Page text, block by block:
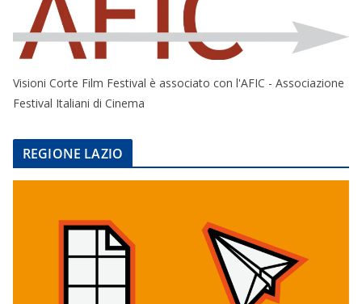
Visioni Corte Film Festival è associato con l'AFIC - Associazione
Festival Italiani di Cinema
REGIONE LAZIO